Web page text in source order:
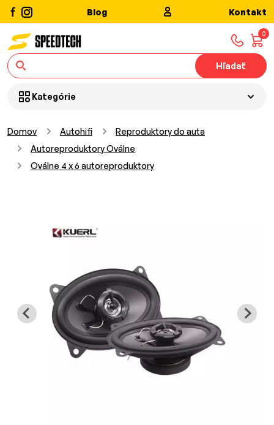
Blog Kontakt
0
Hľadať
Kategórie
Domov Autohifi
Reproduktory do auta
Autoreproduktory Oválne
Oválne 4 x 6 autoreproduktory